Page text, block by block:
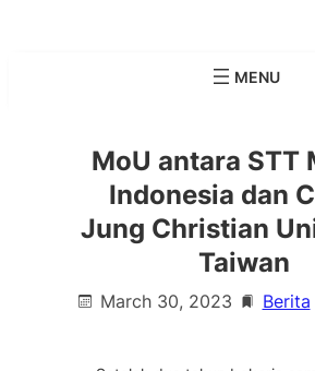
MoU antara STT
Indonesia dan
Jung Christian
Taiwan
March 30, 2023 Berita